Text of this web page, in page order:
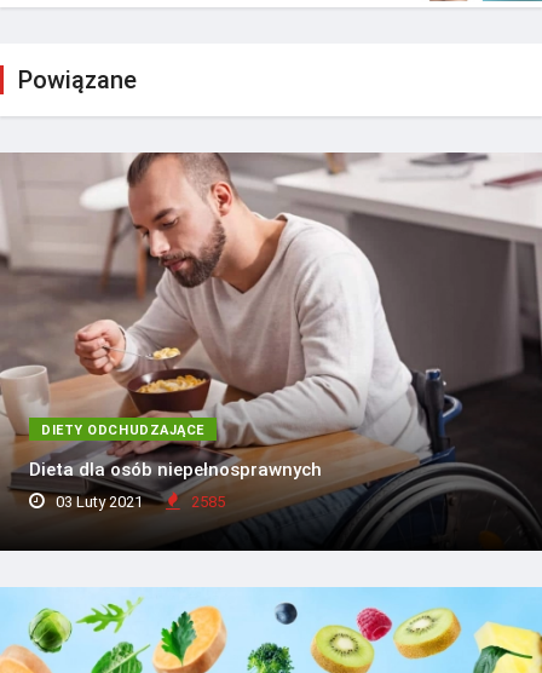
Powiązane
DIETY ODCHUDZAJĄCE
Dieta dla osób niepełnosprawnych
03 Luty 2021 2585